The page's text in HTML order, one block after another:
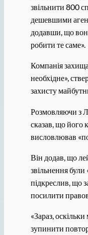
звільнити 800
дешевшими
додавши, що
робити те саме».
Компанія
необхідне»,
захисту
Розмовляючи з
сказав, що його
висловлював
Він додав, що
звільнення
підкреслив, що
посилити
«Зараз,
зупинити